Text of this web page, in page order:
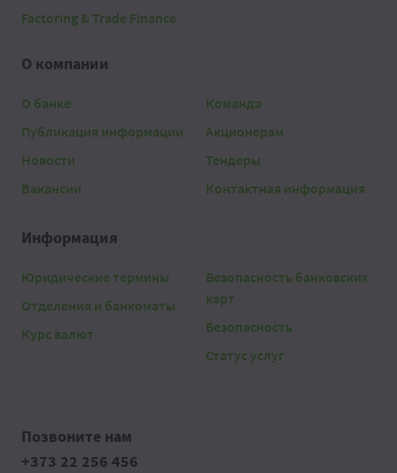
Factoring & Trade Finance
О компании
О банке
Публикация информации
Новости
Вакансии
Команда
Акционерам
Тендеры
Контактная информация
Информация
Юридические термины
Отделения и банкоматы
Курс валют
Безопасность банковских
карт
Безопасность
Статус услуг
Позвоните нам
+373 22 256 456